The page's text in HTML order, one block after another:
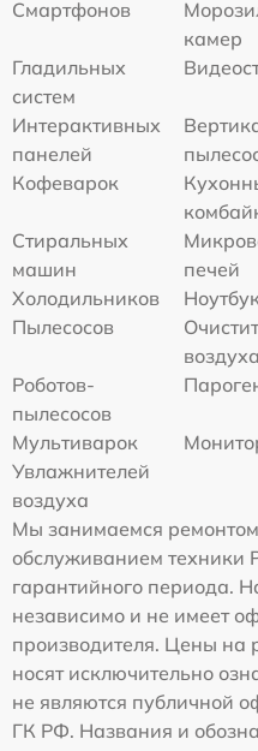
Смартфонов
камер
Гладильных
систем
Интерактивных
панелей
Кофеварок
Стиральных
машин
печей
Холодильников
Пылесосов
воздуха
Роботов-
пылесосов
Мультиварок
Увлажнителей
воздуха
Мы занимаемся
обслуживанием техники
гарантийного периода.
независимо и не имеет
производителя. Цены на
носят исключительно
не являются публичной
ГК РФ. Названия и